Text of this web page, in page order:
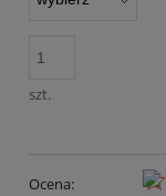
szt.
Ocena: